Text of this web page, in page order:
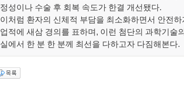
정성이나 수술 후 회복 속도가 한결 개선됐다.
이처럼 환자의 신체적 부담을 최소화하면서 안전
업적에 새삼 경의를 표하며, 이런 첨단의 과학기술
실에서 한 분 한 분께 최선을 다하고자 다짐해본다.